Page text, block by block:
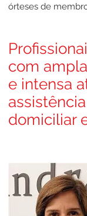
órteses de
com
e intensa
domiciliar